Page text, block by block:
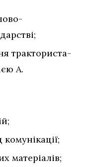
тракториста-
А.
матеріалів;